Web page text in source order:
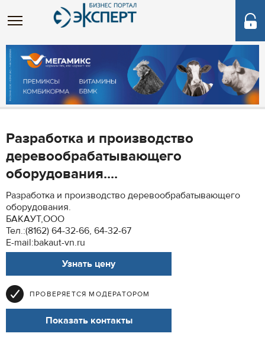
Разработка и производство
деревообрабатывающего
оборудования....
Разработка и производство деревообрабатывающего
оборудования.
БАКАУТ,ООО
Тел.:(8162) 64-32-66, 64-32-67
E-mail:bakaut-vn.ru
Узнать цену
ПРОВЕРЯЕТСЯ МОДЕРАТОРОМ
Показать контакты